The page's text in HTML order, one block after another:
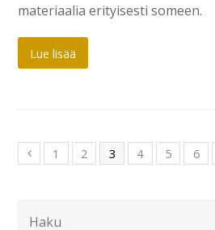
materiaalia erityisesti someen.
Lue lisää
1 2 3 4 5 6